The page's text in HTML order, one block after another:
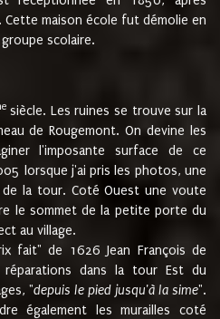
maison école fut démolie en
scolaire.
siècle. Les ruines se trouve sur la
de Rougemont. On devine les
l'imposante surface de ce
lorsque j'ai pris les photos, une
de la tour. Coté Ouest une voute
le sommet de la petite porte du
au village.
fait" de 1626 Jean François de
réparations dans la tour Est du
"depuis le pied jusqu'à la sime".
également les murailles coté